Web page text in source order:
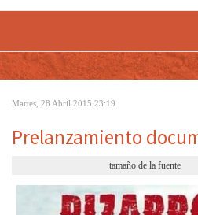
Martes, 28 Abril 2015 23:19
Prelanzamiento
tamaño de la fuente